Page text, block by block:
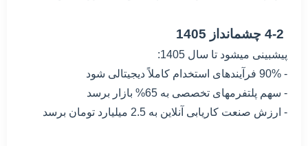
پیشبینی میشود تا سال 1405:
- 90% فرآیندهای استخدام کاملاً دیجیتالی شود
- سهم پلتفرمهای تخصصی به 65% بازار برسد
- ارزش صنعت کاریابی آنلاین به 2.5 میلیارد تومان برسد